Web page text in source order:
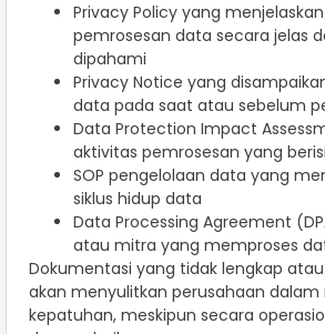
Privacy Policy yang
pemrosesan data secara jelas
dipahami
Privacy Notice yang
data pada saat atau sebelum
Data Protection Impact
aktivitas pemrosesan yang
SOP pengelolaan data yang
siklus hidup data
Data Processing Agreement
atau mitra yang memproses
Dokumentasi yang tidak lengkap
akan menyulitkan perusahaan
kepatuhan, meskipun secara